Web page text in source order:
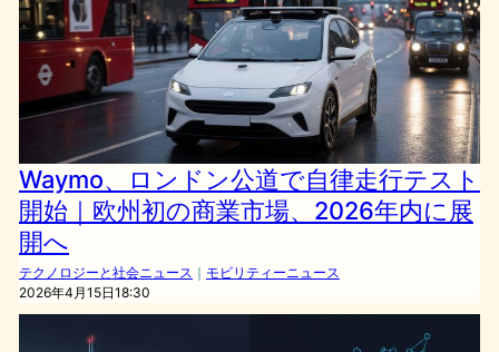
Waymo、ロンドン公道で自律走行テスト
開始｜欧州初の商業市場、2026年内に展
開へ
テクノロジーと社会ニュース ｜ モビリティーニュース
2026年4月15日18:30